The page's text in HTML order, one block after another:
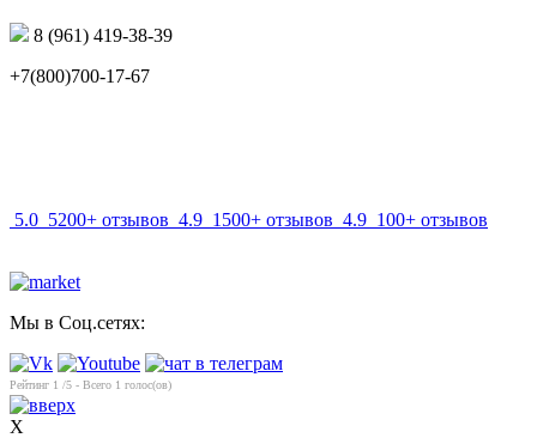
8 (961) 419-38-39
+7(800)700-17-67
5.0 5200+ отзывов 4.9 1500+ отзывов 4.9 100+ отзывов
Мы в Соц.сетях:
Рейтинг 1 /5 - Всего 1 голос(ов)
X